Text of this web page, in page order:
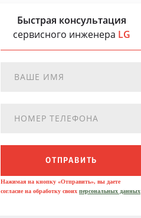
Быстрая консультация
сервисного инженера LG
ОТПРАВИТЬ
Нажимая на кнопку «Отправить», вы даете
согласие на обработку своих персональных данных